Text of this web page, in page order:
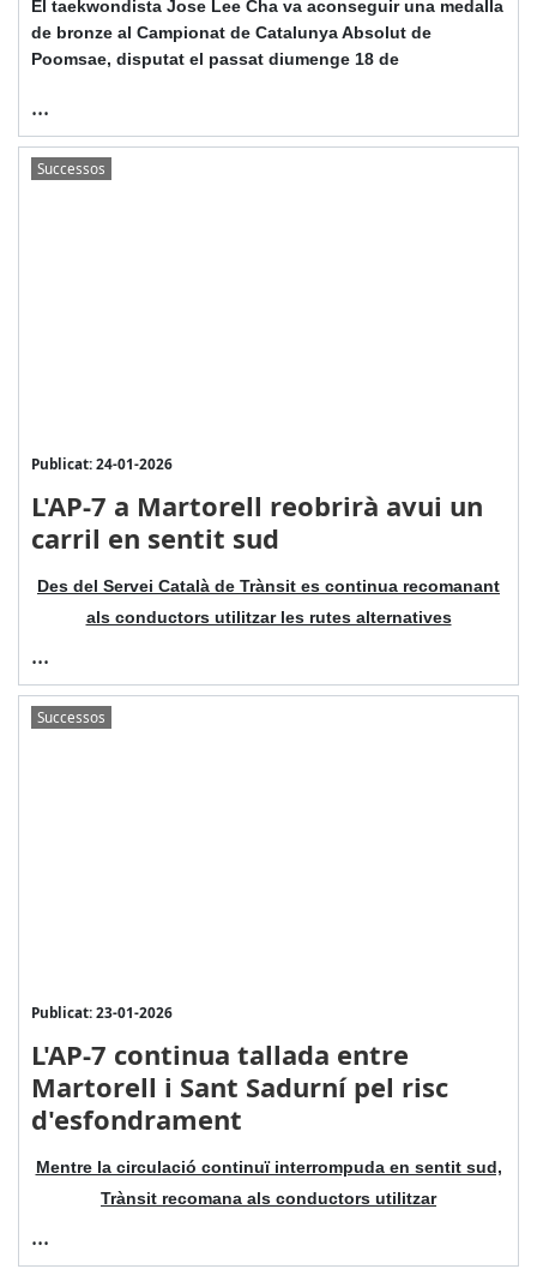
El taekwondista Jose Lee Cha va aconseguir una medalla
de bronze al Campionat de Catalunya Absolut de
Poomsae, disputat el passat diumenge 18 de
...
Successos
Publicat: 24-01-2026
L'AP-7 a Martorell reobrirà avui un
carril en sentit sud
Des del Servei Català de Trànsit es continua recomanant
als conductors utilitzar les rutes alternatives
...
Successos
Publicat: 23-01-2026
L'AP-7 continua tallada entre
Martorell i Sant Sadurní pel risc
d'esfondrament
Mentre la circulació continuï interrompuda en sentit sud,
Trànsit recomana als conductors utilitzar
...